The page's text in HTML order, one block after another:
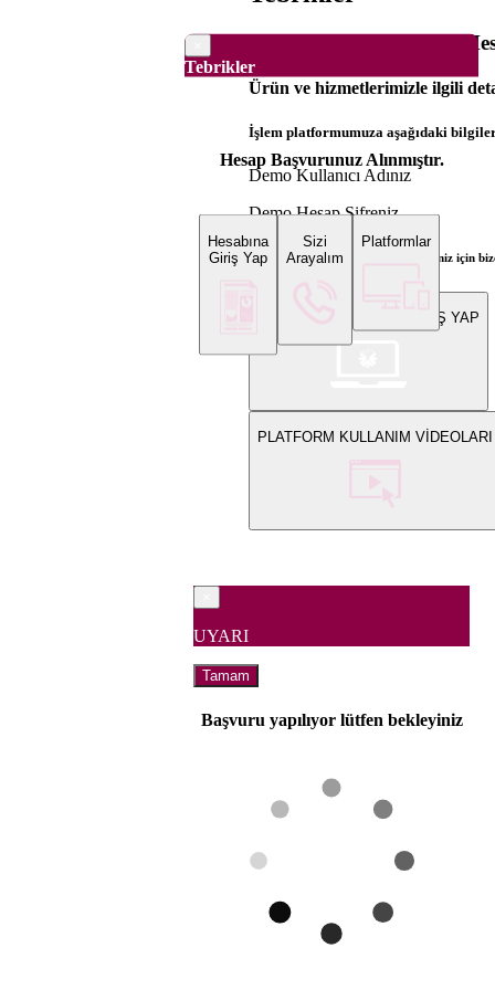
Tebrikler
Hesap Başvurunuz Alınmıştır.
Hesabına
Giriş Yap
Sizi
Arayalım
Platformlar
Dünya Borsaları Demo
Ürün ve hizmetlerimizle ilgili
İşlem platformumuza aşağıdaki
Demo Kullanıcı Adınız
Demo Hesap Şifreniz
Bilgi ve gerçek hesap açılış talepleriniz için
WEB PLATFORMUNA GİRİŞ YAP
PLATFORM KULLANIM VİDEOLARI
UYARI
Tamam
Başvuru yapılıyor lütfen bekleyiniz